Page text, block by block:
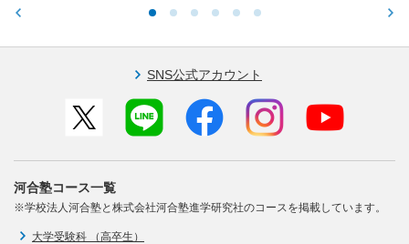
SNS公式アカウント
河合塾コース一覧
※学校法人河合塾と株式会社河合塾進学研究社のコースを掲載しています。
大学受験科 （高卒生）